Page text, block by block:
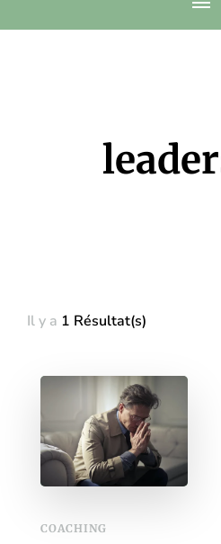
Il y a 1 Résultat(s)
COACHING